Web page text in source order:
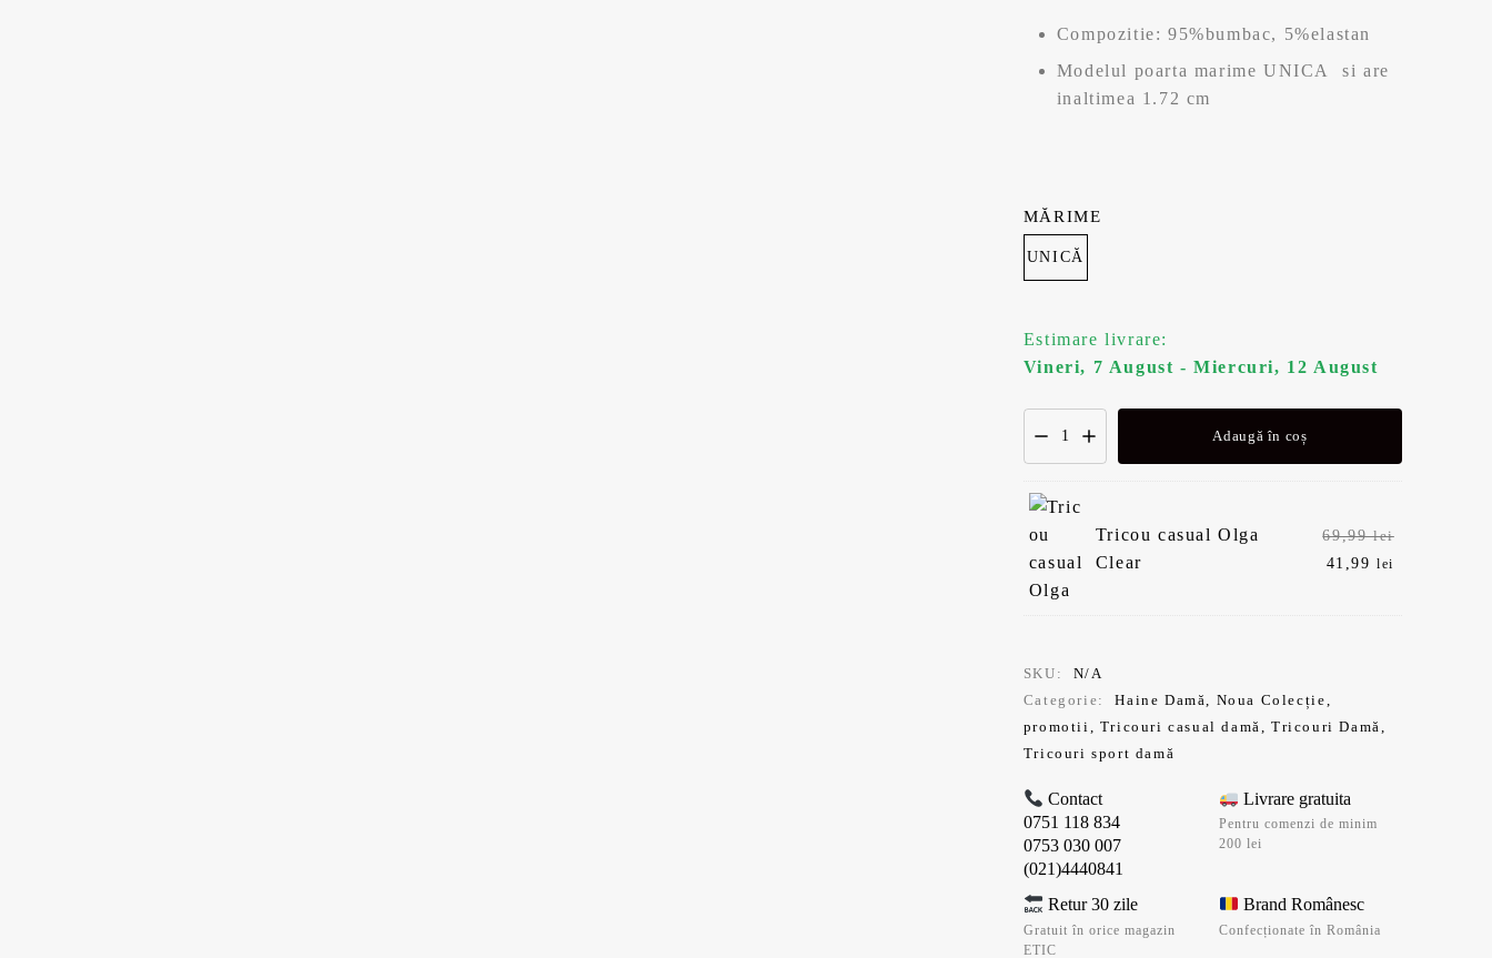
fost:
69,99 lei.
41,99 lei.
Compozitie: 95%bumbac, 5%elastan
Modelul poarta marime UNICA si are
inaltimea 1.72 cm
UNICĂ
MĂRIME
Estimare livrare:
Vineri, 7 August - Miercuri, 12 August
Adaugă în coș
Tricou casual Olga
Clear
69,99lei
41,99lei
SKU:
N/A
Categorie:
Haine Damă, Noua Colecție,
promotii, Tricouri casual damă,Tricouri Damă,
Tricouri sport damă
Contact
0751 118 834
0753 030 007
(021)4440841
Livrare gratuita
Pentru comenzi de minim
200 lei
Retur 30 zile
Gratuit în orice magazin
ETIC
Brand Românesc
Confecționate în România